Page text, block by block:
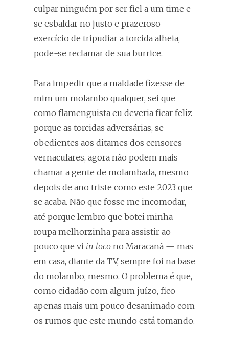
culpar ninguém por ser fiel a um time e
se esbaldar no justo e prazeroso
exercício de tripudiar a torcida alheia,
pode-se reclamar de sua burrice.
Para impedir que a maldade fizesse de
mim um molambo qualquer, sei que
como flamenguista eu deveria ficar feliz
porque as torcidas adversárias, se
obedientes aos ditames dos censores
vernaculares, agora não podem mais
chamar a gente de molambada, mesmo
depois de ano triste como este 2023 que
se acaba. Não que fosse me incomodar,
até porque lembro que botei minha
roupa melhorzinha para assistir ao
pouco que vi in loco no Maracanã — mas
em casa, diante da TV, sempre foi na base
do molambo, mesmo. O problema é que,
como cidadão com algum juízo, fico
apenas mais um pouco desanimado com
os rumos que este mundo está tomando.